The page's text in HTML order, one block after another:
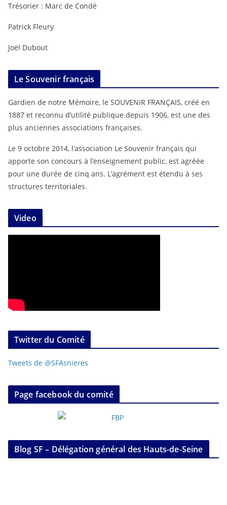
Trésorier : Marc de Condé
Patrick Fleury
Joël Dubout
Le Souvenir français
Gardien de notre Mémoire, le SOUVENIR FRANÇAIS, créé en
1887 et reconnu d’utilité publique depuis 1906, est une des
plus anciennes associations françaises.
Le 9 octobre 2014, l’association Le Souvenir français qui
apporte son concours à l’enseignement public, est agréée
pour une durée de cinq ans. L’agrément est étendu à ses
structures territoriales.
Video
Twitter du Comité
Tweets de @SFAsnieres
Page facebook du comité
Blog SF – Délégation général des Hauts-de-Seine